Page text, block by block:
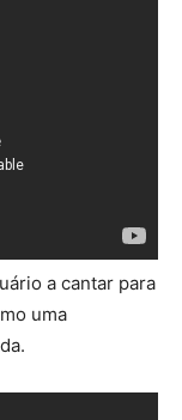
a cantar para
uma